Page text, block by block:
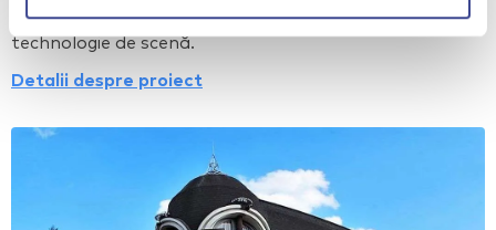
de întreaga etapă de proiectare și execuție de
technologie de scenă.
Detalii despre proiect